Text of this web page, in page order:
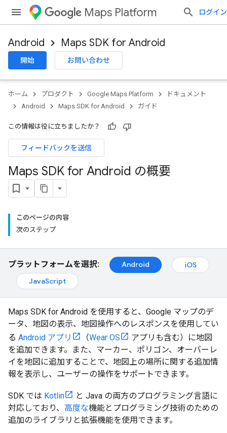
Maps Platform ログイン
Android Maps SDK for Android
開始 お問い合わせ
ホーム プロダクト Google Maps Platform
ドキュメント
Android
Maps SDK for Android ガイド
この情報は役に立ちましたか？
フィードバックを送信
Maps SDK for Android の概要
このページの内容
次のステップ
プラットフォームを選択: Android
iOS
JavaScript
Maps SDK for Android を使用すると、Google マップのデ
ータ、地図の表示、地図操作へのレスポンスを使用してい
る Android アプリ （Wear OS
アプリも含む）に地図
を追加できます。また、マーカー、ポリゴン、オーバーレ
イを地図に追加することで、地図上の場所に関する追加情
報を表示し、ユーザーの操作をサポートできます。
SDK では Kotlin
と Java の両方のプログラミング言語に
対応しており、 高度な機能とプログラミング技術のための
追加のライブラリと拡張機能を使用できます。